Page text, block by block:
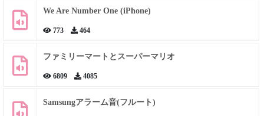
We Are Number One (iPhone)
773 464
ファミリーマートとスーパーマリオ
6809 4085
Samsungアラーム音(フルート)